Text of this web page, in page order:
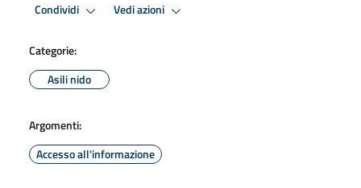
Condividi Vedi azioni
Categorie:
Asili nido
Argomenti:
Accesso all'informazione